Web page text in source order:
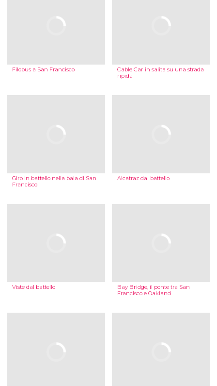
Filobus a San Francisco
Cable Car in salita su una strada
ripida
Giro in battello nella baia di San
Francisco
Alcatraz dal battello
Viste dal battello
Bay Bridge, il ponte tra San
Francisco e Oakland